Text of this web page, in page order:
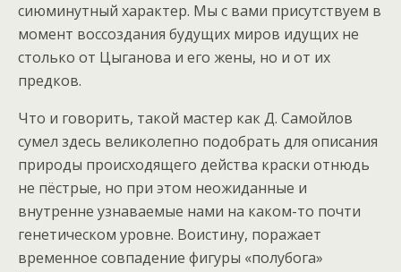
сиюминутный характер. Мы с вами присутствуем в
момент воссоздания будущих миров идущих не
столько от Цыганова и его жены, но и от их
предков.
Что и говорить, такой мастер как Д. Самойлов
сумел здесь великолепно подобрать для описания
природы происходящего действа краски отнюдь
не пёстрые, но при этом неожиданные и
внутренне узнаваемые нами на каком-то почти
генетическом уровне. Воистину, поражает
временное совпадение фигуры «полубога»